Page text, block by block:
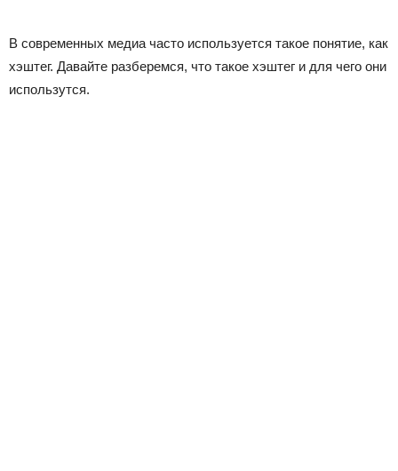
В современных медиа часто используется такое понятие, как
хэштег. Давайте разберемся, что такое хэштег и для чего они
использутся.